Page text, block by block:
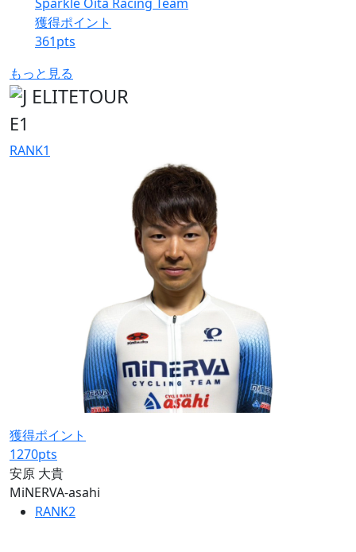
獲得ポイント
361pts
もっと見る
E1
RANK1
獲得ポイント
1270pts
安原 大貴
MiNERVA-asahi
RANK2